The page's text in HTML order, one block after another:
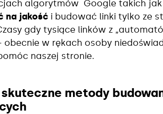
algorytmów Google takich jak
na jakość i budować linki tylko ze
gdy tysiące linków z
obecnie w rękach osoby
naszej stronie.
skuteczne metody